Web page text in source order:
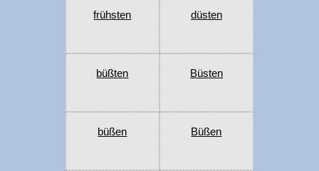
frühsten düsten
büßten Büsten
büßen Büßen